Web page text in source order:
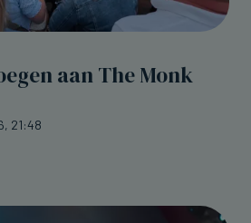
aan The Monk
21:48